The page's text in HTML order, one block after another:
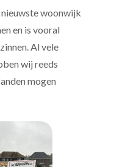
woonwijk
en is vooral
Al vele
wij reeds
mogen